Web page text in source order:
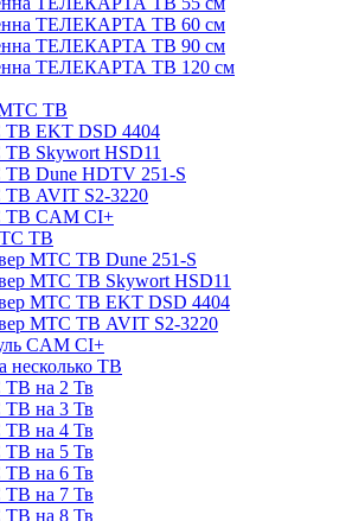
ТЕЛЕКАРТА ТВ 60 см
ТЕЛЕКАРТА ТВ 90 см
ТЕЛЕКАРТА ТВ 120 см
МТС ТВ
EKT DSD 4404
Skywort HSD11
Dune HDTV 251-S
AVIT S2-3220
CAM CI+
ТВ
МТС ТВ Dune 251-S
МТС ТВ Skywort HSD11
МТС ТВ EKT DSD 4404
МТС ТВ AVIT S2-3220
CAM CI+
ТВ
на 2 Тв
на 3 Тв
на 4 Тв
на 5 Тв
на 6 Тв
на 7 Тв
на 8 Тв